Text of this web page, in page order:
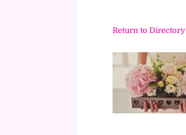
Return to Directory